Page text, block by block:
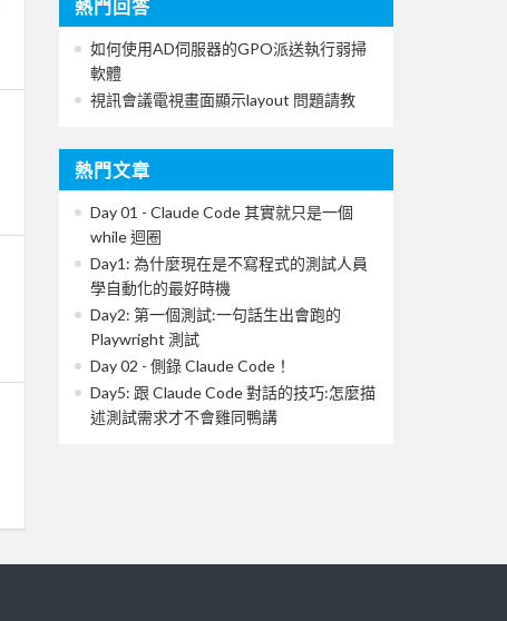
熱門回答
如何使用AD伺服器的GPO派送執行弱掃
軟體
視訊會議電視畫面顯示layout 問題請教
熱門文章
Day 01 - Claude Code 其實就只是一個
while 迴圈
Day1: 為什麼現在是不寫程式的測試人員
學自動化的最好時機
Day2: 第一個測試:一句話生出會跑的
Playwright 測試
Day 02 - 側錄 Claude Code！
Day5: 跟 Claude Code 對話的技巧:怎麼描
述測試需求才不會雞同鴨講